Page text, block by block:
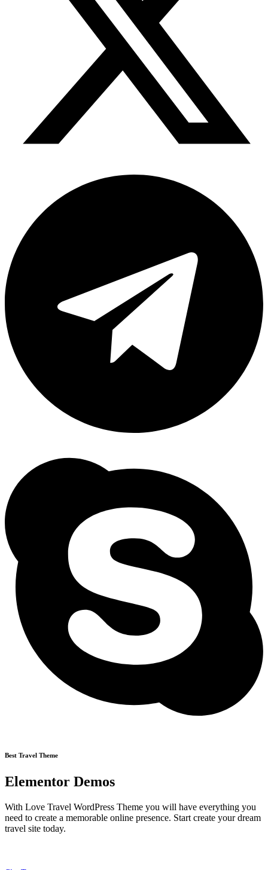
Best Travel Theme
Elementor Demos
With Love Travel WordPress Theme you will have everything you
need to create a memorable online presence. Start create your dream
travel site today.